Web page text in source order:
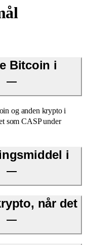
Bitcoin i
og anden krypto i
som CASP under
i
når det